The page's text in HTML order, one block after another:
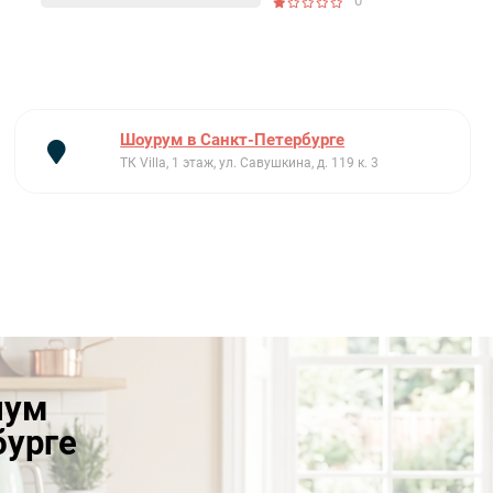
Шоурум в Санкт-Петербурге
ТК Villa, 1 этаж, ул. Савушкина, д. 119 к. 3